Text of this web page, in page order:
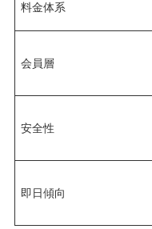
料金体系
会員層
安全性
即日傾向